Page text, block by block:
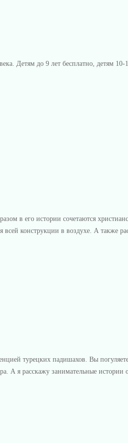
Детям до 9 лет бесплатно, детям
в его истории сочетаются
конструкции в воздухе. А также
турецких падишахов. Вы
А я расскажу занимательные